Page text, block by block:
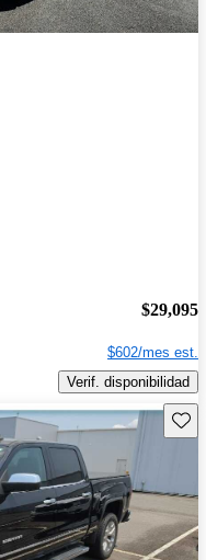
$29,095
$602/mes est.
Verif. disponibilidad